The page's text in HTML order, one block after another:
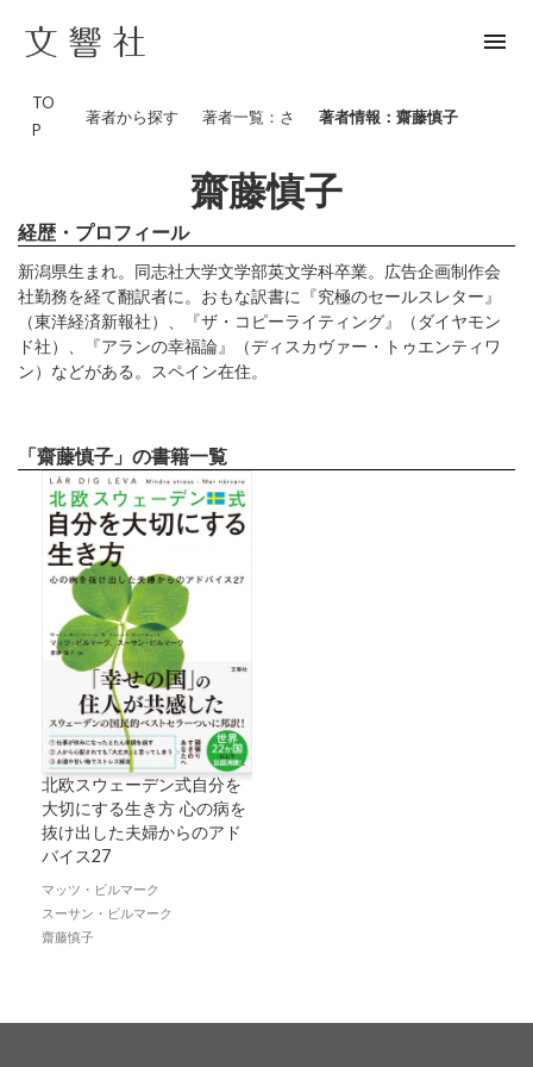
menu
TO
P
著者から探す 著者一覧：さ 著者情報：齋藤慎子
齋藤慎子
経歴・プロフィール
新潟県生まれ。同志社大学文学部英文学科卒業。広告企画制作会
社勤務を経て翻訳者に。おもな訳書に『究極のセールスレター』
（東洋経済新報社）、『ザ・コピーライティング』（ダイヤモン
ド社）、『アランの幸福論』（ディスカヴァー・トゥエンティワ
ン）などがある。スペイン在住。
「齋藤慎子」の書籍一覧
北欧スウェーデン式自分を
大切にする生き方 心の病を
抜け出した夫婦からのアド
バイス27
マッツ・ビルマーク
スーサン・ビルマーク
齋藤慎子